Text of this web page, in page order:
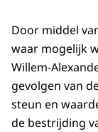
Door middel
waar mogelijk
Willem-
gevolgen van
steun en
de bestrijding